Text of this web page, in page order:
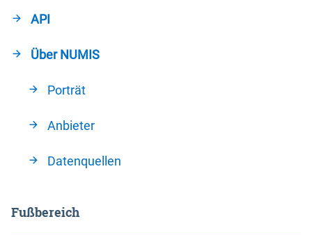
API
Über NUMIS
Porträt
Anbieter
Datenquellen
Fußbereich